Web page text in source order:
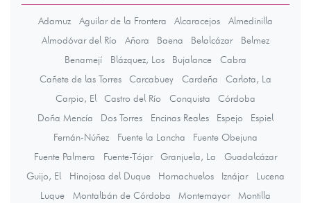
Adamuz Aguilar de la Frontera Alcaracejos
Almedinilla
Almodóvar del Río
Añora Baena Belalcázar
Belmez
Benamejí
Blázquez, Los Bujalance
Cabra
Cañete de las Torres
Carcabuey Cardeña
Carlota, La
Carpio, El
Castro del Río Conquista
Córdoba
Doña Mencía
Dos Torres Encinas Reales Espejo
Espiel
Fernán-Núñez
Fuente la Lancha
Fuente Obejuna
Fuente Palmera
Fuente-Tójar Granjuela, La
Guadalcázar
Guijo, El
Hinojosa del Duque Hornachuelos Iznájar
Lucena
Luque
Montalbán de Córdoba Montemayor
Montilla